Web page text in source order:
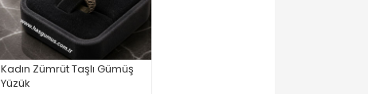
Kadın Zümrüt Taşlı Gümüş
Yüzük